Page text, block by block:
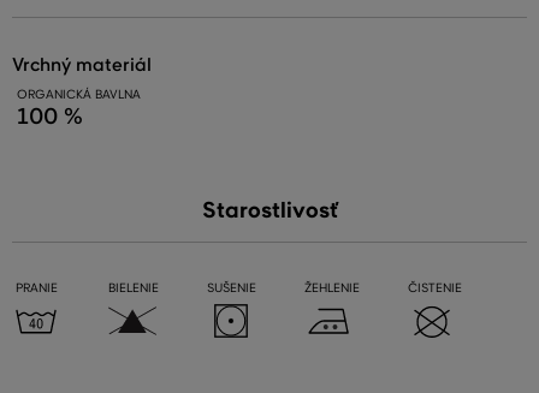
vrchný materiál
ORGANICKÁ BAVLNA
100 %
Starostlivosť
PRANIE BIELENIE SUŠENIE ŽEHLENIE ČISTENIE